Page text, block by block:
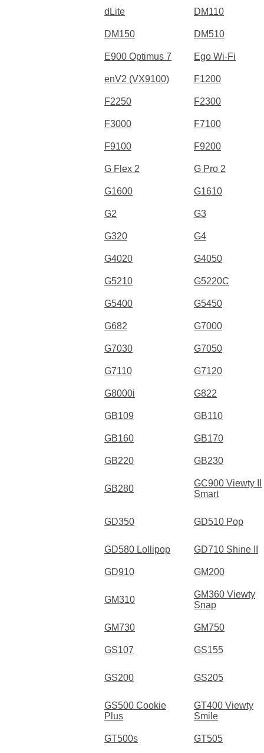
dLite DM110
DM150 DM510
E900 Optimus 7 Ego Wi-Fi
enV2 (VX9100) F1200
F2250 F2300
F3000 F7100
F9100 F9200
G Flex 2 G Pro 2
G1600 G1610
G2 G3
G320 G4
G4020 G4050
G5210 G5220C
G5400 G5450
G682 G7000
G7030 G7050
G7110 G7120
G8000i G822
GB109 GB110
GB160 GB170
GB220 GB230
GB280
GC900 Viewty II
Smart
GD350 GD510 Pop
GD580 Lollipop GD710 Shine II
GD910 GM200
GM310
GM360 Viewty
Snap
GM730 GM750
GS107 GS155
GS200 GS205
GS500 Cookie
Plus
GT400 Viewty
Smile
GT500s GT505